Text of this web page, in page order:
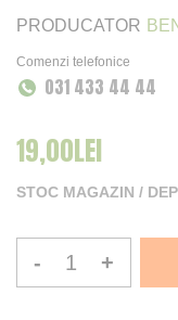
PRODUCATOR
Comenzi telefonice
031 433 44 44
19,00LEI
STOC MAGAZIN /
- +